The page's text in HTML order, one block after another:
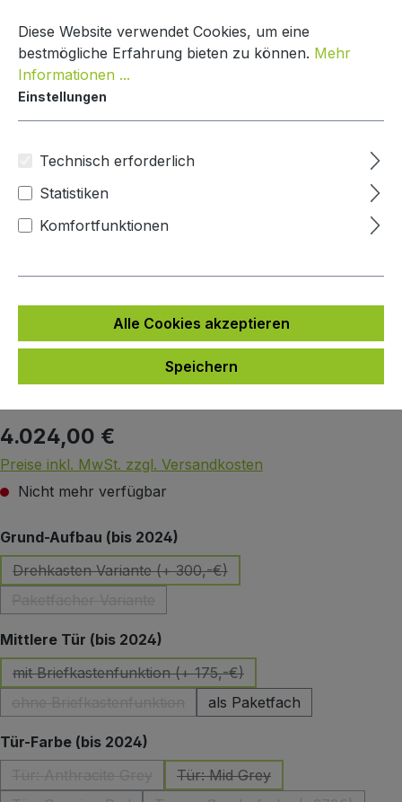
Paketkasten Nature Line
Mypaketkasten
Bildergalerie überspringen
Regulärer Preis:
4.024,00 €
Preise inkl. MwSt. zzgl. Versandkosten
Nicht mehr verfügbar
Grund-Aufbau (bis 2024)
Drehkasten Variante (+ 300,-€)
(Diese Option ist zurzeit nicht verfügbar.)
(Diese Option ist zurzeit nicht verfügbar.)
Mittlere Tür (bis 2024)
mit Briefkastenfunktion (+ 175,-€)
(Diese Option ist zurzeit nicht verfügbar.)
(Diese Option ist zurzeit nicht verfügbar.)
als Paketfach
Tür-Farbe (bis 2024)
(Diese Option ist zurzeit nicht verfügbar.)
Tür: Mid Grey
(Diese Option ist zurzeit nicht
Diese Website verwendet Cookies, um eine
bestmögliche Erfahrung bieten zu können. Mehr
Informationen ...
Einstellungen
Technisch erforderlich
Statistiken
Komfortfunktionen
Alle Cookies akzeptieren
Speichern